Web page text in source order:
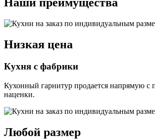
Низкая цена
Кухня с фабрики
Кухонный гарнитур продается напрямую с
наценки.
Любой размер